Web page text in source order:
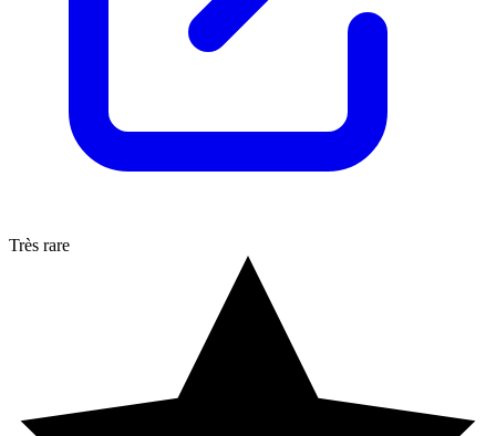
Très rare